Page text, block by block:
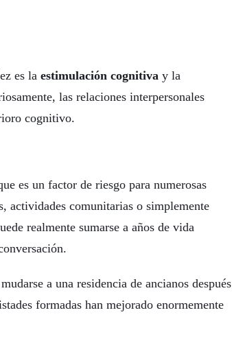
es la estimulación cognitiva y la
las relaciones interpersonales
cognitivo.
es un factor de riesgo para numerosas
actividades comunitarias o simplemente
realmente sumarse a años de vida
a una residencia de ancianos después
formadas han mejorado enormemente